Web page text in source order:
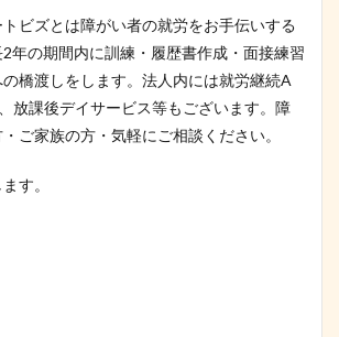
ビズとは障がい者の就労をお手伝いする
年の期間内に訓練・履歴書作成・面接練習
橋渡しをします。法人内には就労継続A
放課後デイサービス等もございます。障
ご家族の方・気軽にご相談ください。
す。